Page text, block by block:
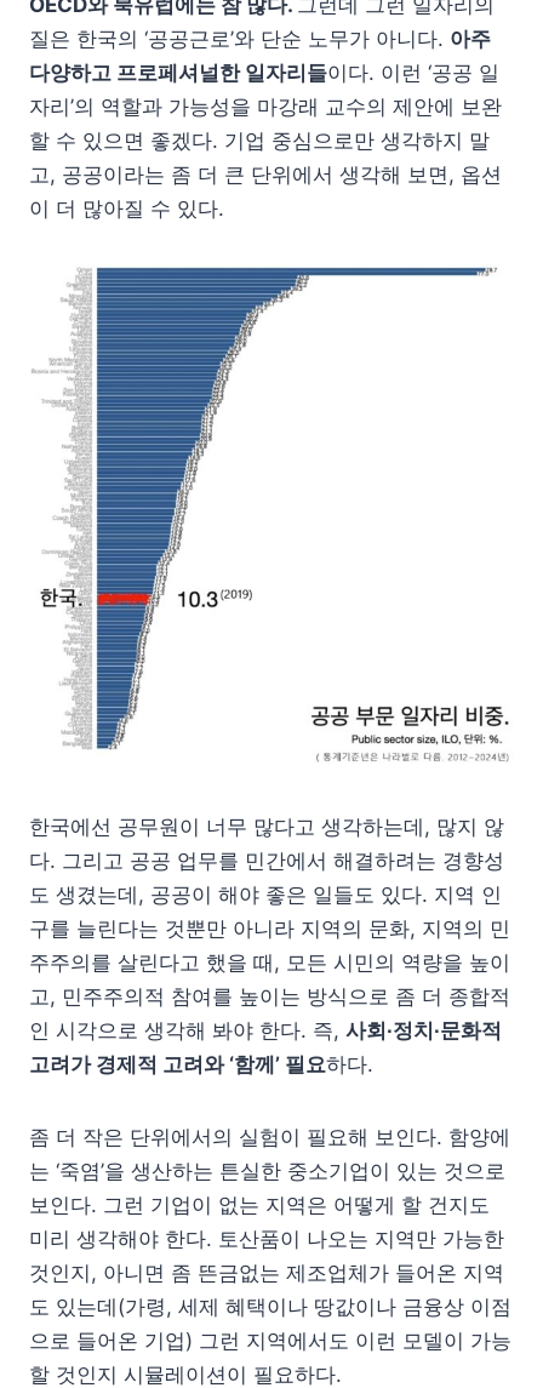
OECD와 북유럽에는 참 많다. 그런데 그런 일자리의
질은 한국의 ‘공공근로’와 단순 노무가 아니다. 아주
다양하고 프로페셔널한 일자리들이다. 이런 ‘공공 일
자리’의 역할과 가능성을 마강래 교수의 제안에 보완
할 수 있으면 좋겠다. 기업 중심으로만 생각하지 말
고, 공공이라는 좀 더 큰 단위에서 생각해 보면, 옵션
이 더 많아질 수 있다.
한국에선 공무원이 너무 많다고 생각하는데, 많지 않
다. 그리고 공공 업무를 민간에서 해결하려는 경향성
도 생겼는데, 공공이 해야 좋은 일들도 있다. 지역 인
구를 늘린다는 것뿐만 아니라 지역의 문화, 지역의 민
주주의를 살린다고 했을 때, 모든 시민의 역량을 높이
고, 민주주의적 참여를 높이는 방식으로 좀 더 종합적
인 시각으로 생각해 봐야 한다. 즉, 사회∙정치∙문화적
고려가 경제적 고려와 ‘함께’ 필요하다.
좀 더 작은 단위에서의 실험이 필요해 보인다. 함양에
는 ‘죽염’을 생산하는 튼실한 중소기업이 있는 것으로
보인다. 그런 기업이 없는 지역은 어떻게 할 건지도
미리 생각해야 한다. 토산품이 나오는 지역만 가능한
것인지, 아니면 좀 뜬금없는 제조업체가 들어온 지역
도 있는데(가령, 세제 혜택이나 땅값이나 금융상 이점
으로 들어온 기업) 그런 지역에서도 이런 모델이 가능
할 것인지 시뮬레이션이 필요하다.